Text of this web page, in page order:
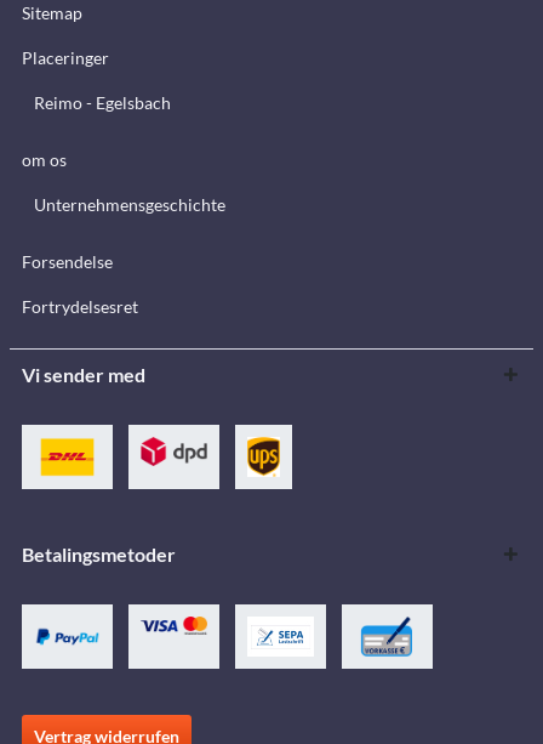
Sitemap
Placeringer
Reimo - Egelsbach
om os
Unternehmensgeschichte
Forsendelse
Fortrydelsesret
Vi sender med
Betalingsmetoder
Vertrag widerrufen